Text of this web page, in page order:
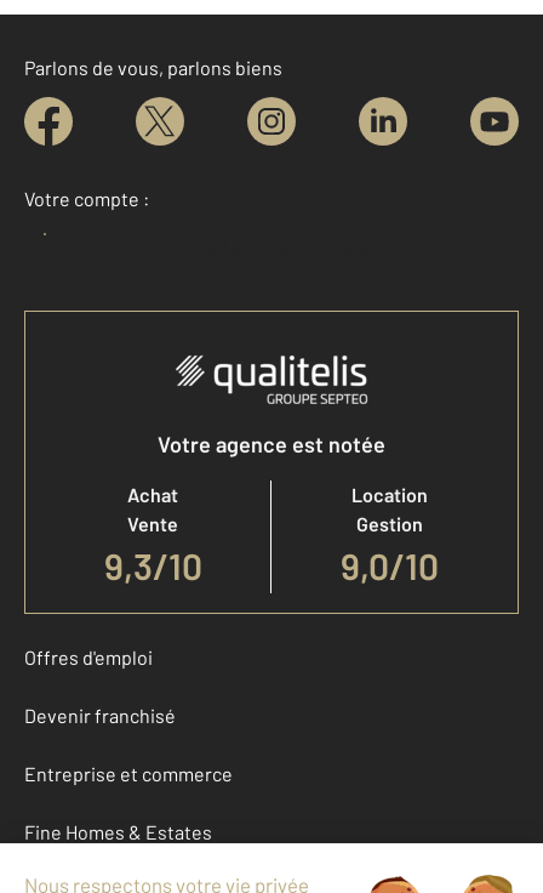
Parlons de vous, parlons biens
Votre compte :
Votre agence est notée
Achat
Vente
9,3/10
Location
Gestion
9,0/10
Offres d'emploi
Devenir franchisé
Entreprise et commerce
Fine Homes & Estates